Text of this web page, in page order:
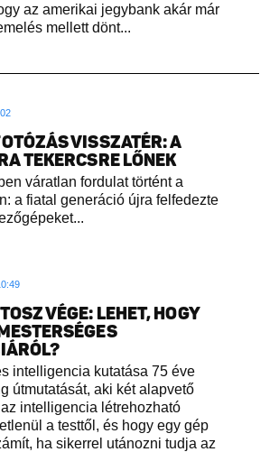
az amerikai jegybank akár már
mellett dönt...
VISSZATÉR: A
TEKERCSRE LŐNEK
váratlan fordulat történt a
a fiatal generáció újra felfedezte
VÉGE: LEHET, HOGY
intelligencia kutatása 75 éve
útmutatását, aki két alapvető
intelligencia létrehozható
a testtől, és hogy egy gép
ha sikerrel utánozni tudja az